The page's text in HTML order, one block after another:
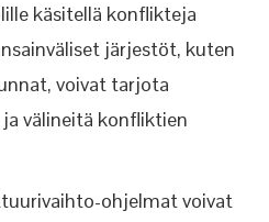
käsitellä konflikteja
järjestöt, kuten
voivat tarjota
välineitä konfliktien
ohjelmat voivat